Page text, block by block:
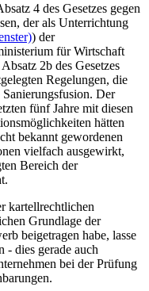
4 des Gesetzes gegen
der als Unterrichtung
) der
für Wirtschaft
2b des Gesetzes
Regelungen, die
Sanierungsfusion. Der
fünf Jahre mit diesen
hätten
bekannt gewordenen
vielfach ausgewirkt,
Bereich der
kartellrechtlichen
Grundlage der
beigetragen habe, lasse
- dies gerade auch
bei der Prüfung